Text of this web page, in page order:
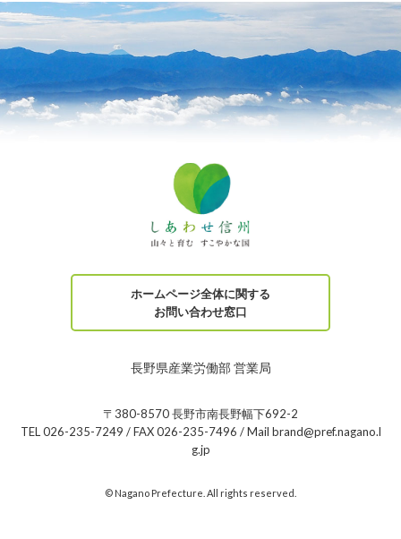
ホームページ全体に関する
お問い合わせ窓口
長野県産業労働部 営業局
〒380-8570 長野市南長野幅下692-2
TEL 026-235-7249 / FAX 026-235-7496 / Mail brand@pref.nagano.l
g.jp
© Nagano Prefecture. All rights reserved.